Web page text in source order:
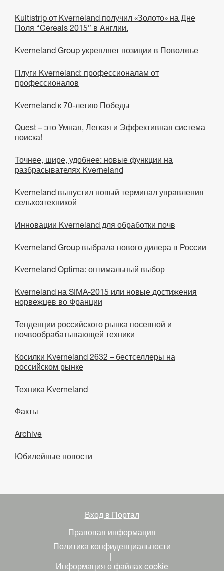
Kultistrip от Kverneland получил «Золото» на Дне
Поля “Cereals 2015” в Англии.
Kverneland Group укрепляет позиции в Поволжье
Плуги Kverneland: профессионалам от
профессионалов
Kverneland к 70-летию Победы
Quest – это Умная, Легкая и Эффективная система
поиска!
Точнее, шире, удобнее: новые функции на
разбрасывателях Kverneland
Kverneland выпустил новый терминал управления
сельхозтехникой
Инновации Kverneland для обработки почв
Kverneland Group выбрала нового дилера в России
Kverneland Optima: оптимальный выбор
Kverneland на SIMA-2015 или новые достижения
норвежцев во Франции
Тенденции российского рынка посевной и
почвообрабатывающей техники
Косилки Kverneland 2632 – бестселлеры на
российском рынке
Техника Kverneland
Факты
Archive
Юбилейные новости
Вход в Портал
Правовая информация
Политика конфиденциальности
|
Информация о файлах cookie